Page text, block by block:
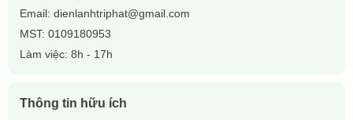
Email: dienlanhtriphat@gmail.com
MST: 0109180953
Làm việc: 8h - 17h
Thông tin hữu ích